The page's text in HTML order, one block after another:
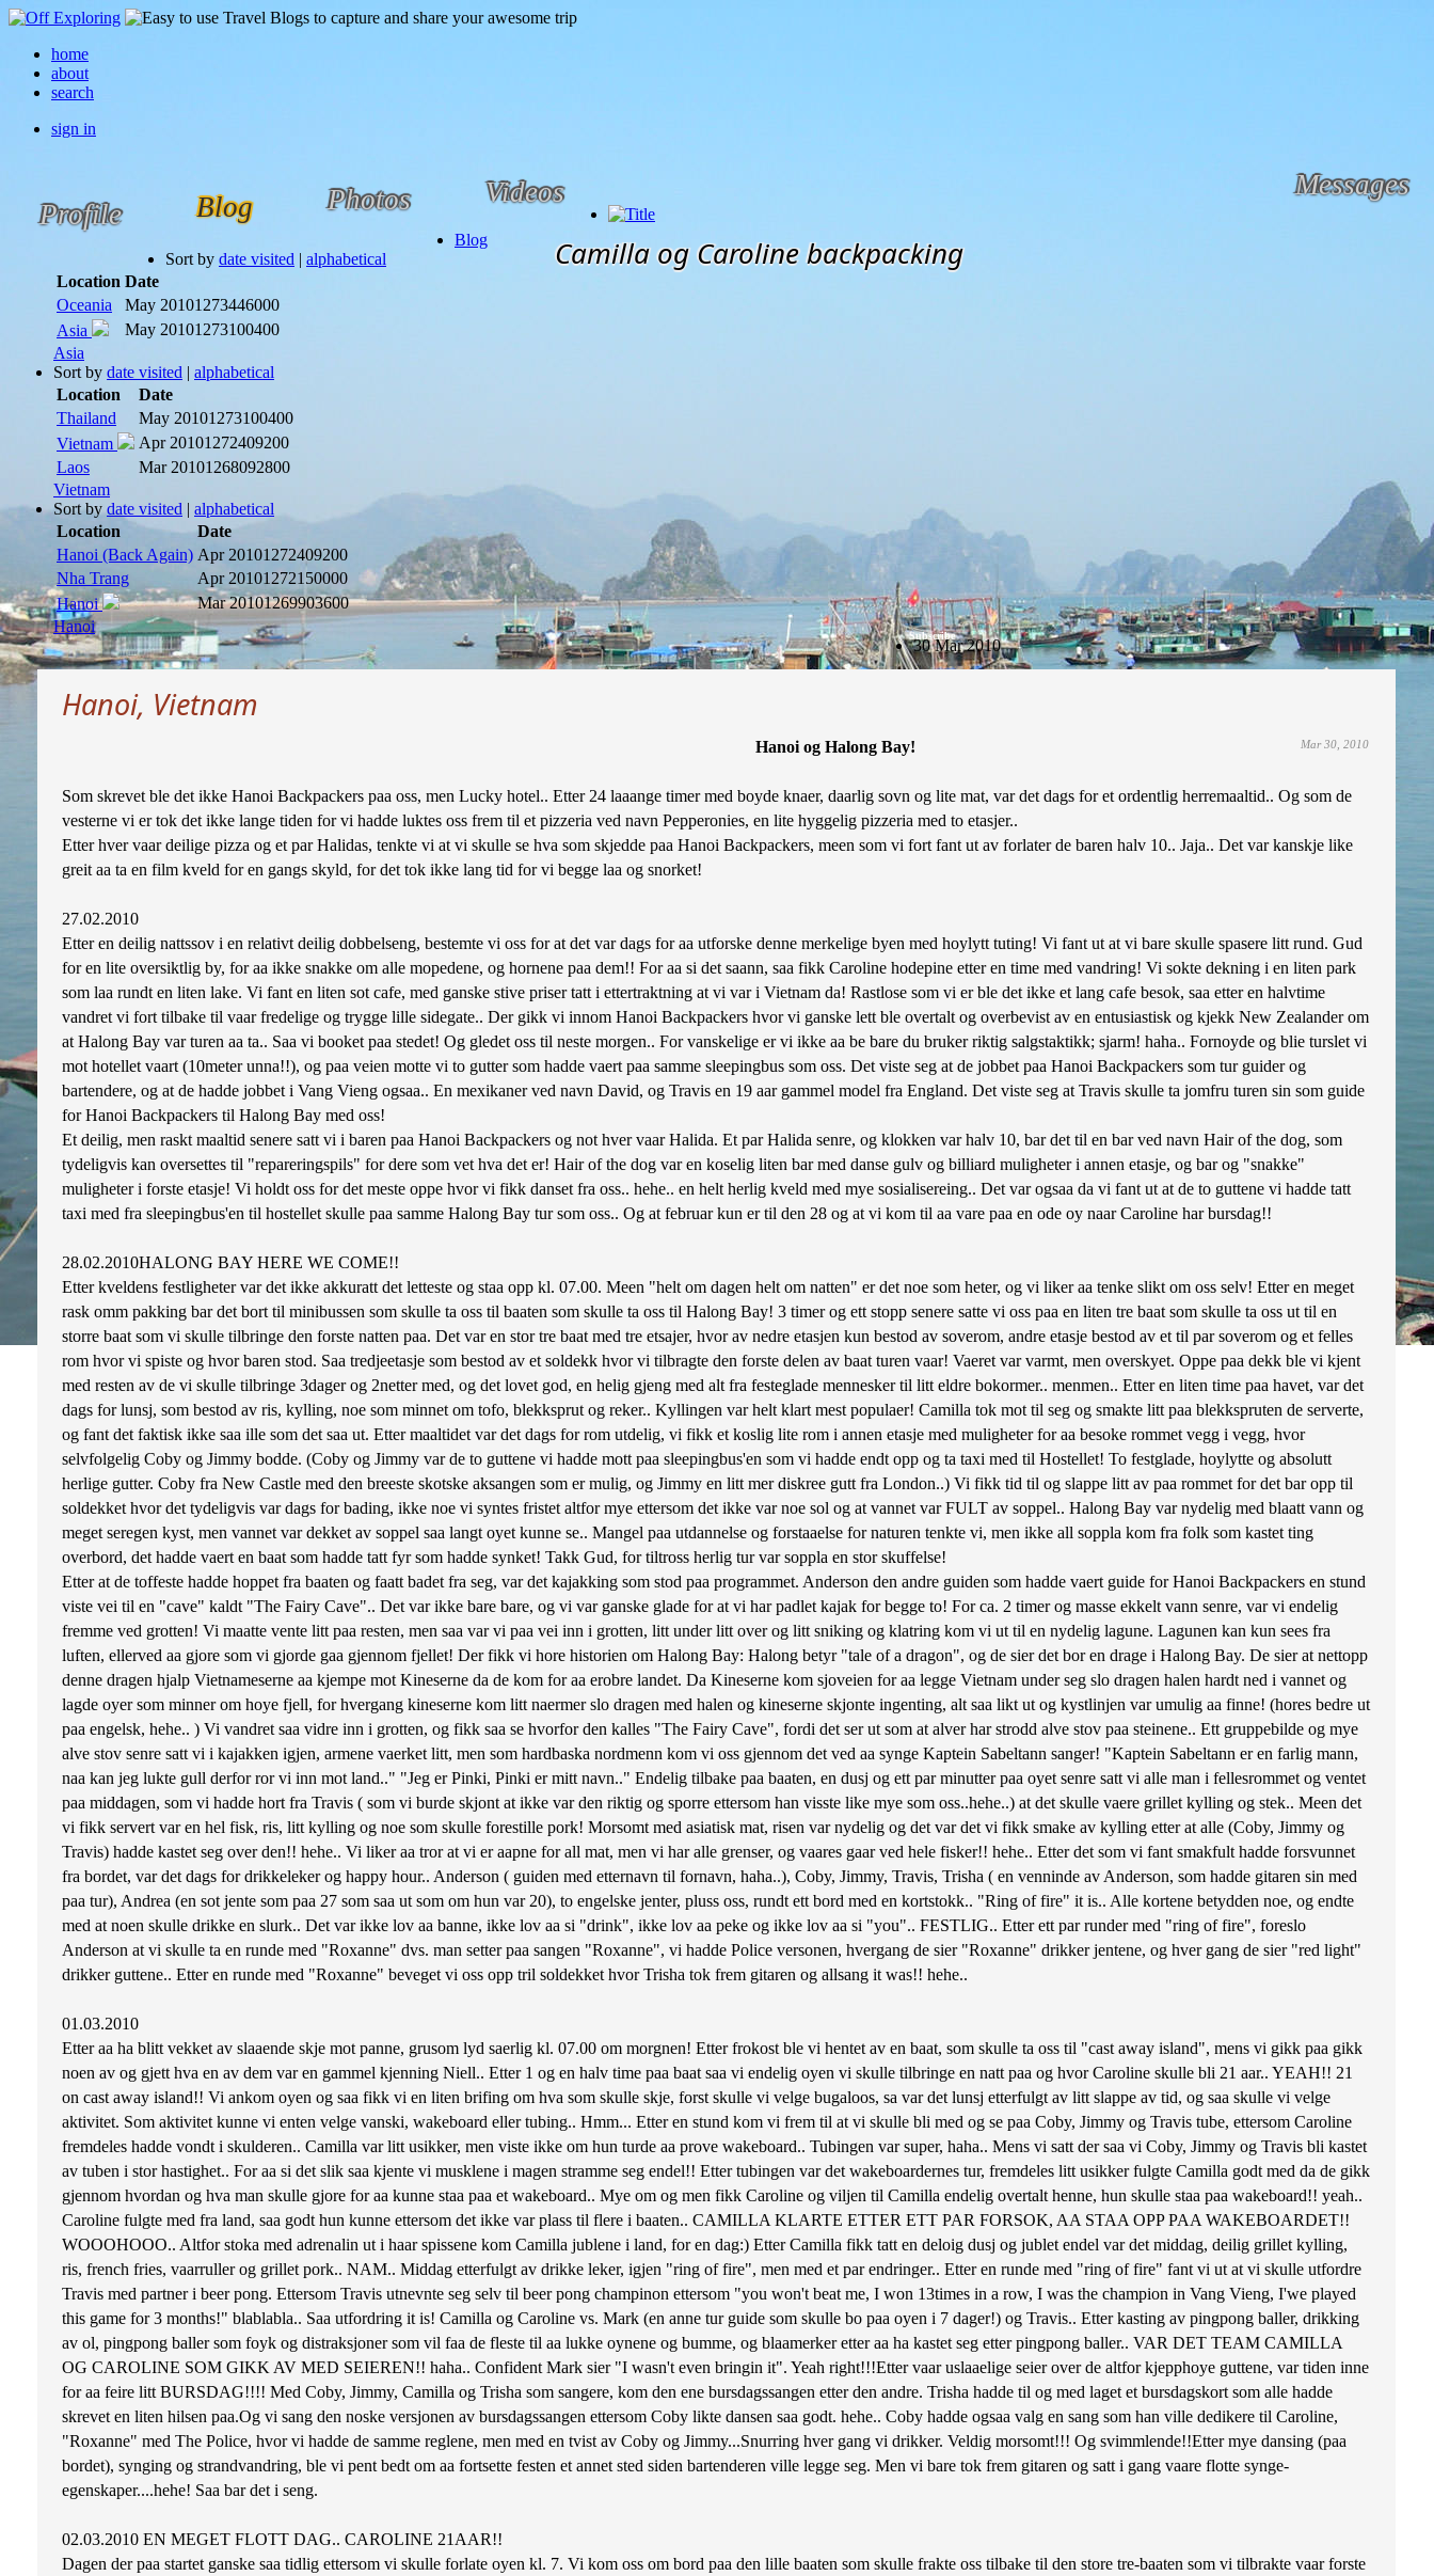
home
about
search
sign in
Profile Blog Photos Videos Messages
Subscribe
Camilla og Caroline backpacking
Blog
Sort by date visited | alphabetical
Location Date
Oceania
May 20101273446000
Asia
May 20101273100400
Asia
Sort by date visited | alphabetical
Location
Date
Thailand
May 20101273100400
Vietnam
Apr 20101272409200
Laos
Mar 20101268092800
Vietnam
Sort by date visited | alphabetical
Location
Date
Hanoi (Back Again) Apr 20101272409200
Nha Trang
Apr 20101272150000
Hanoi
Mar 20101269903600
Hanoi
30 Mar 2010
Hanoi, Vietnam
Mar 30, 2010
Hanoi og Halong Bay!
Som skrevet ble det ikke Hanoi Backpackers paa oss, men Lucky hotel.. Etter 24 laaange timer med boyde knaer, daarlig sovn og lite mat, var det dags for et ordentlig herremaaltid.. Og som de
vesterne vi er tok det ikke lange tiden for vi hadde luktes oss frem til et pizzeria ved navn Pepperonies, en lite hyggelig pizzeria med to etasjer..
Etter hver vaar deilige pizza og et par Halidas, tenkte vi at vi skulle se hva som skjedde paa Hanoi Backpackers, meen som vi fort fant ut av forlater de baren halv 10.. Jaja.. Det var kanskje like
greit aa ta en film kveld for en gangs skyld, for det tok ikke lang tid for vi begge laa og snorket!
27.02.2010
Etter en deilig nattssov i en relativt deilig dobbelseng, bestemte vi oss for at det var dags for aa utforske denne merkelige byen med hoylytt tuting! Vi fant ut at vi bare skulle spasere litt rund. Gud
for en lite oversiktlig by, for aa ikke snakke om alle mopedene, og hornene paa dem!! For aa si det saann, saa fikk Caroline hodepine etter en time med vandring! Vi sokte dekning i en liten park
som laa rundt en liten lake. Vi fant en liten sot cafe, med ganske stive priser tatt i ettertraktning at vi var i Vietnam da! Rastlose som vi er ble det ikke et lang cafe besok, saa etter en halvtime
vandret vi fort tilbake til vaar fredelige og trygge lille sidegate.. Der gikk vi innom Hanoi Backpackers hvor vi ganske lett ble overtalt og overbevist av en entusiastisk og kjekk New Zealander om
at Halong Bay var turen aa ta.. Saa vi booket paa stedet! Og gledet oss til neste morgen.. For vanskelige er vi ikke aa be bare du bruker riktig salgstaktikk; sjarm! haha.. Fornoyde og blie turslet vi
mot hotellet vaart (10meter unna!!), og paa veien motte vi to gutter som hadde vaert paa samme sleepingbus som oss. Det viste seg at de jobbet paa Hanoi Backpackers som tur guider og
bartendere, og at de hadde jobbet i Vang Vieng ogsaa.. En mexikaner ved navn David, og Travis en 19 aar gammel model fra England. Det viste seg at Travis skulle ta jomfru turen sin som guide
for Hanoi Backpackers til Halong Bay med oss!
Et deilig, men raskt maaltid senere satt vi i baren paa Hanoi Backpackers og not hver vaar Halida. Et par Halida senre, og klokken var halv 10, bar det til en bar ved navn Hair of the dog, som
tydeligvis kan oversettes til "repareringspils" for dere som vet hva det er! Hair of the dog var en koselig liten bar med danse gulv og billiard muligheter i annen etasje, og bar og "snakke"
muligheter i forste etasje! Vi holdt oss for det meste oppe hvor vi fikk danset fra oss.. hehe.. en helt herlig kveld med mye sosialisereing.. Det var ogsaa da vi fant ut at de to guttene vi hadde tatt
taxi med fra sleepingbus'en til hostellet skulle paa samme Halong Bay tur som oss.. Og at februar kun er til den 28 og at vi kom til aa vare paa en ode oy naar Caroline har bursdag!!
28.02.2010HALONG BAY HERE WE COME!!
Etter kveldens festligheter var det ikke akkuratt det letteste og staa opp kl. 07.00. Meen "helt om dagen helt om natten" er det noe som heter, og vi liker aa tenke slikt om oss selv! Etter en meget
rask omm pakking bar det bort til minibussen som skulle ta oss til baaten som skulle ta oss til Halong Bay! 3 timer og ett stopp senere satte vi oss paa en liten tre baat som skulle ta oss ut til en
storre baat som vi skulle tilbringe den forste natten paa. Det var en stor tre baat med tre etsajer, hvor av nedre etasjen kun bestod av soverom, andre etasje bestod av et til par soverom og et felles
rom hvor vi spiste og hvor baren stod. Saa tredjeetasje som bestod av et soldekk hvor vi tilbragte den forste delen av baat turen vaar! Vaeret var varmt, men overskyet. Oppe paa dekk ble vi kjent
med resten av de vi skulle tilbringe 3dager og 2netter med, og det lovet god, en helig gjeng med alt fra festeglade mennesker til litt eldre bokormer.. menmen.. Etter en liten time paa havet, var det
dags for lunsj, som bestod av ris, kylling, noe som minnet om tofo, blekksprut og reker.. Kyllingen var helt klart mest populaer! Camilla tok mot til seg og smakte litt paa blekkspruten de serverte,
og fant det faktisk ikke saa ille som det saa ut. Etter maaltidet var det dags for rom utdelig, vi fikk et koslig lite rom i annen etasje med muligheter for aa besoke rommet vegg i vegg, hvor
selvfolgelig Coby og Jimmy bodde. (Coby og Jimmy var de to guttene vi hadde mott paa sleepingbus'en som vi hadde endt opp og ta taxi med til Hostellet! To festglade, hoylytte og absolutt
herlige gutter. Coby fra New Castle med den breeste skotske aksangen som er mulig, og Jimmy en litt mer diskree gutt fra London..) Vi fikk tid til og slappe litt av paa rommet for det bar opp til
soldekket hvor det tydeligvis var dags for bading, ikke noe vi syntes fristet altfor mye ettersom det ikke var noe sol og at vannet var FULT av soppel.. Halong Bay var nydelig med blaatt vann og
meget seregen kyst, men vannet var dekket av soppel saa langt oyet kunne se.. Mangel paa utdannelse og forstaaelse for naturen tenkte vi, men ikke all soppla kom fra folk som kastet ting
overbord, det hadde vaert en baat som hadde tatt fyr som hadde synket! Takk Gud, for tiltross herlig tur var soppla en stor skuffelse!
Etter at de toffeste hadde hoppet fra baaten og faatt badet fra seg, var det kajakking som stod paa programmet. Anderson den andre guiden som hadde vaert guide for Hanoi Backpackers en stund
viste vei til en "cave" kaldt "The Fairy Cave".. Det var ikke bare bare, og vi var ganske glade for at vi har padlet kajak for begge to! For ca. 2 timer og masse ekkelt vann senre, var vi endelig
fremme ved grotten! Vi maatte vente litt paa resten, men saa var vi paa vei inn i grotten, litt under litt over og litt sniking og klatring kom vi ut til en nydelig lagune. Lagunen kan kun sees fra
luften, ellerved aa gjore som vi gjorde gaa gjennom fjellet! Der fikk vi hore historien om Halong Bay: Halong betyr "tale of a dragon", og de sier det bor en drage i Halong Bay. De sier at nettopp
denne dragen hjalp Vietnameserne aa kjempe mot Kineserne da de kom for aa erobre landet. Da Kineserne kom sjoveien for aa legge Vietnam under seg slo dragen halen hardt ned i vannet og
lagde oyer som minner om hoye fjell, for hvergang kineserne kom litt naermer slo dragen med halen og kineserne skjonte ingenting, alt saa likt ut og kystlinjen var umulig aa finne! (hores bedre ut
paa engelsk, hehe.. ) Vi vandret saa vidre inn i grotten, og fikk saa se hvorfor den kalles "The Fairy Cave", fordi det ser ut som at alver har strodd alve stov paa steinene.. Ett gruppebilde og mye
alve stov senre satt vi i kajakken igjen, armene vaerket litt, men som hardbaska nordmenn kom vi oss gjennom det ved aa synge Kaptein Sabeltann sanger! "Kaptein Sabeltann er en farlig mann,
naa kan jeg lukte gull derfor ror vi inn mot land.." "Jeg er Pinki, Pinki er mitt navn.." Endelig tilbake paa baaten, en dusj og ett par minutter paa oyet senre satt vi alle man i fellesrommet og ventet
paa middagen, som vi hadde hort fra Travis ( som vi burde skjont at ikke var den riktig og sporre ettersom han visste like mye som oss..hehe..) at det skulle vaere grillet kylling og stek.. Meen det
vi fikk servert var en hel fisk, ris, litt kylling og noe som skulle forestille pork! Morsomt med asiatisk mat, risen var nydelig og det var det vi fikk smake av kylling etter at alle (Coby, Jimmy og
Travis) hadde kastet seg over den!! hehe.. Vi liker aa tror at vi er aapne for all mat, men vi har alle grenser, og vaares gaar ved hele fisker!! hehe.. Etter det som vi fant smakfult hadde forsvunnet
fra bordet, var det dags for drikkeleker og happy hour.. Anderson ( guiden med etternavn til fornavn, haha..), Coby, Jimmy, Travis, Trisha ( en venninde av Anderson, som hadde gitaren sin med
paa tur), Andrea (en sot jente som paa 27 som saa ut som om hun var 20), to engelske jenter, pluss oss, rundt ett bord med en kortstokk.. "Ring of fire" it is.. Alle kortene betydden noe, og endte
med at noen skulle drikke en slurk.. Det var ikke lov aa banne, ikke lov aa si "drink", ikke lov aa peke og ikke lov aa si "you".. FESTLIG.. Etter ett par runder med "ring of fire", foreslo
Anderson at vi skulle ta en runde med "Roxanne" dvs. man setter paa sangen "Roxanne", vi hadde Police versonen, hvergang de sier "Roxanne" drikker jentene, og hver gang de sier "red light"
drikker guttene.. Etter en runde med "Roxanne" beveget vi oss opp tril soldekket hvor Trisha tok frem gitaren og allsang it was!! hehe..
01.03.2010
Etter aa ha blitt vekket av slaaende skje mot panne, grusom lyd saerlig kl. 07.00 om morgnen! Etter frokost ble vi hentet av en baat, som skulle ta oss til "cast away island", mens vi gikk paa gikk
noen av og gjett hva en av dem var en gammel kjenning Niell.. Etter 1 og en halv time paa baat saa vi endelig oyen vi skulle tilbringe en natt paa og hvor Caroline skulle bli 21 aar.. YEAH!! 21
on cast away island!! Vi ankom oyen og saa fikk vi en liten brifing om hva som skulle skje, forst skulle vi velge bugaloos, sa var det lunsj etterfulgt av litt slappe av tid, og saa skulle vi velge
aktivitet. Som aktivitet kunne vi enten velge vanski, wakeboard eller tubing.. Hmm... Etter en stund kom vi frem til at vi skulle bli med og se paa Coby, Jimmy og Travis tube, ettersom Caroline
fremdeles hadde vondt i skulderen.. Camilla var litt usikker, men viste ikke om hun turde aa prove wakeboard.. Tubingen var super, haha.. Mens vi satt der saa vi Coby, Jimmy og Travis bli kastet
av tuben i stor hastighet.. For aa si det slik saa kjente vi musklene i magen stramme seg endel!! Etter tubingen var det wakeboardernes tur, fremdeles litt usikker fulgte Camilla godt med da de gikk
gjennom hvordan og hva man skulle gjore for aa kunne staa paa et wakeboard.. Mye om og men fikk Caroline og viljen til Camilla endelig overtalt henne, hun skulle staa paa wakeboard!! yeah..
Caroline fulgte med fra land, saa godt hun kunne ettersom det ikke var plass til flere i baaten.. CAMILLA KLARTE ETTER ETT PAR FORSOK, AA STAA OPP PAA WAKEBOARDET!!
WOOOHOOO.. Altfor stoka med adrenalin ut i haar spissene kom Camilla jublene i land, for en dag:) Etter Camilla fikk tatt en deloig dusj og jublet endel var det middag, deilig grillet kylling,
ris, french fries, vaarruller og grillet pork.. NAM.. Middag etterfulgt av drikke leker, igjen "ring of fire", men med et par endringer.. Etter en runde med "ring of fire" fant vi ut at vi skulle utfordre
Travis med partner i beer pong. Ettersom Travis utnevnte seg selv til beer pong champinon ettersom "you won't beat me, I won 13times in a row, I was the champion in Vang Vieng, I'we played
this game for 3 months!" blablabla.. Saa utfordring it is! Camilla og Caroline vs. Mark (en anne tur guide som skulle bo paa oyen i 7 dager!) og Travis.. Etter kasting av pingpong baller, drikking
av ol, pingpong baller som foyk og distraksjoner som vil faa de fleste til aa lukke oynene og bumme, og blaamerker etter aa ha kastet seg etter pingpong baller.. VAR DET TEAM CAMILLA
OG CAROLINE SOM GIKK AV MED SEIEREN!! haha.. Confident Mark sier "I wasn't even bringin it". Yeah right!!!Etter vaar uslaaelige seier over de altfor kjepphoye guttene, var tiden inne
for aa feire litt BURSDAG!!!! Med Coby, Jimmy, Camilla og Trisha som sangere, kom den ene bursdagssangen etter den andre. Trisha hadde til og med laget et bursdagskort som alle hadde
skrevet en liten hilsen paa.Og vi sang den noske versjonen av bursdagssangen ettersom Coby likte dansen saa godt. hehe.. Coby hadde ogsaa valg en sang som han ville dedikere til Caroline,
"Roxanne" med The Police, hvor vi hadde de samme reglene, men med en tvist av Coby og Jimmy...Snurring hver gang vi drikker. Veldig morsomt!!! Og svimmlende!!Etter mye dansing (paa
bordet), synging og strandvandring, ble vi pent bedt om aa fortsette festen et annet sted siden bartenderen ville legge seg. Men vi bare tok frem gitaren og satt i gang vaare flotte synge-
egenskaper....hehe! Saa bar det i seng.
02.03.2010 EN MEGET FLOTT DAG.. CAROLINE 21AAR!!
Dagen der paa startet ganske saa tidlig ettersom vi skulle forlate oyen kl. 7. Vi kom oss om bord paa den lille baaten som skulle frakte oss tilbake til den store tre-baaten som vi tilbrakte vaar forste